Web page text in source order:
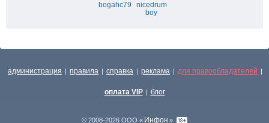
bogahc79
nicedrum
boy
администрация | правила | справка | реклама | для правообладателей |
оплата VIP | блог
© 2008-2026 ООО « Инфон »